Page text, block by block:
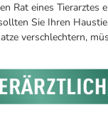
Rat eines Tierarztes
Sie Ihren
verschlechtern,